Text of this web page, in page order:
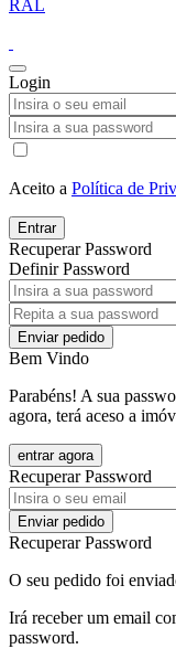
RAL
Login
Aceito a Política de
Entrar
Recuperar Password
Definir Password
Enviar pedido
Bem Vindo
Parabéns! A sua
agora, terá aceso a
entrar agora
Recuperar Password
Enviar pedido
Recuperar Password
O seu pedido foi
Irá receber um email
password.